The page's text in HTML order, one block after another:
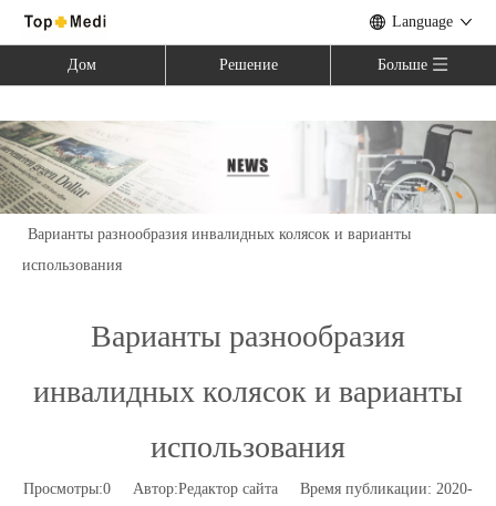
Language
Дом Решение Больше
Вы здесь: Дом Отраслевые новости »
Варианты разнообразия инвалидных колясок и варианты
использования
Варианты разнообразия
инвалидных колясок и варианты
использования
Просмотры:0 Автор:Pедактор сайта Время публикации: 2020-